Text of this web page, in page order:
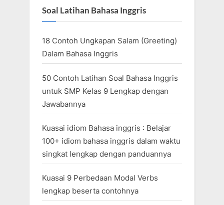
Soal Latihan Bahasa Inggris
18 Contoh Ungkapan Salam (Greeting)
Dalam Bahasa Inggris
50 Contoh Latihan Soal Bahasa Inggris
untuk SMP Kelas 9 Lengkap dengan
Jawabannya
Kuasai idiom Bahasa inggris : Belajar
100+ idiom bahasa inggris dalam waktu
singkat lengkap dengan panduannya
Kuasai 9 Perbedaan Modal Verbs
lengkap beserta contohnya